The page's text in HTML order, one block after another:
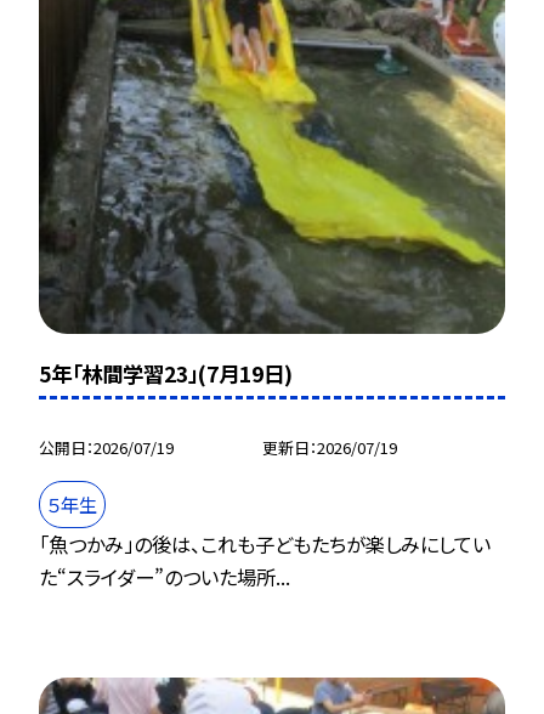
5年「林間学習23」(7月19日)
公開日 2026/07/19 更新日 2026/07/19
５年生
「魚つかみ」の後は、これも子どもたちが楽しみにしてい
た“スライダー”のついた場所...